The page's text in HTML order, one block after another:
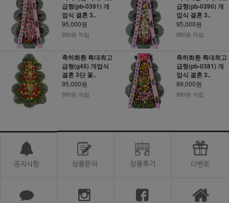
급형(pb-0391) 개
업식 결혼 3..
95,000원
950원 적립
급형(pb-0390) 개
업식 결혼 3..
95,000원
950원 적립
축하화환 특대최고
급형(g45) 개업식
결혼 3단 꽃..
95,000원
950원 적립
축하화환 특대최고
급형(pb-0381) 개
업식 결혼 3..
99,000원
990원 적립